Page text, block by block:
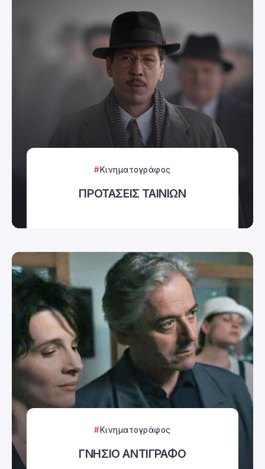
Κινηματογράφος
ΠΡΟΤΑΣΕΙΣ ΤΑΙΝΙΩΝ
Κινηματογράφος
ΓΝΗΣΙΟ ΑΝΤΙΓΡΑΦΟ